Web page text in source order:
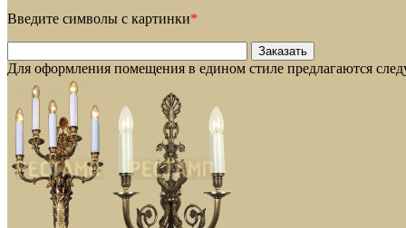
Введите символы с картинки*
Для оформления помещения в едином стиле предлагаются